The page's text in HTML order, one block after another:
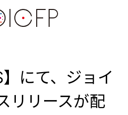
】にて、ジョイ
リリースが配